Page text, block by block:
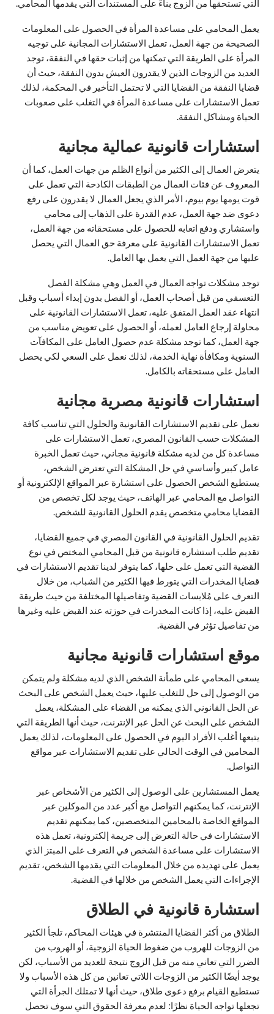
التي تستحقها من الزوج بناءً على المستندات التي يقدمها المحامي.
يعمل المحامي على مساعدة المرأة في الحصول على المعلومات
الصحيحة من جهة العمل، تعمل الاستشارات المجانية على توجيه
المرأة على الطريقة التي تمكنها من إثبات حقها في النفقة، توجد
العديد من الزوجات الذين لا يقدرون العيش بدون النفقة، حيث أن
قضايا النفقة من القضايا التي لا تحتمل التأخير في المحكمة، لذلك
تعمل الاستشارات على مساعدة المرأة في التغلب على صعوبات
الحياة ومشاكل النفقة.
استشارات قانونية عمالية مجانية
يتعرض العمال إلى الكثير من أنواع الظلم من جهات العمل، كما أن
المعروف عن فئات العمال من الطبقات الكادحة التي تعمل على
قوت يومها يوم بيوم، الأمر الذي يجعل العمال لا يقدرون على رفع
دعوى ضد جهة العمل، عدم القدرة على الذهاب إلى محامي
واستشاري ودفع اتعابه للحصول على مستحقاته من جهة العمل،
تعمل الاستشارات القانونية على معرفة حق العمال التي يحصل
عليها من جهة العمل التي يعمل بها العامل.
توجد مشكلات تواجه العمال في العمل وهي مشكلة الفصل
التعسفي من قبل أصحاب العمل، أو الفصل بدون إبداء أسباب وقبل
انتهاء عقد العمل المتفق عليه، تعمل الاستشارات القانونية على
محاولة إرجاع العامل لعمله، أو الحصول على تعويض مناسب من
جهة العمل، كما توجد مشكلة عدم حصول العامل على المكافآت
السنوية ومكافأة نهاية الخدمة، لذلك نعمل على السعي لكي يحصل
العامل على مستحقاته بالكامل.
استشارات قانونية مصرية مجانية
نعمل على تقديم الاستشارات القانونية والحلول التي تناسب كافة
المشكلات حسب القانون المصري، تعمل الاستشارات على
مساعدة كل من لديه مشكلة قانونية مجاني، حيث تعمل الخبرة
عامل كبير وأساسي في حل المشكلة التي تعترض الشخص،
يستطيع الشخص الحصول على استشارة عبر المواقع الإلكترونية أو
التواصل مع المحامي عبر الهاتف، حيث يوجد لكل تخصص من
القضايا محامي متخصص يقدم الحلول القانونية للشخص.
تقديم الحلول القانونية في القانون المصري في جميع القضايا،
تقديم طلب استشاره قانونية من قبل المحامي المختص في نوع
القضية التي تعمل على حلها، كما يتوفر لدينا تقديم الاستشارات في
قضايا المخدرات التي يتورط فيها الكثير من الشباب، من خلال
التعرف على مُلابسات القضية وتفاصيلها المختلفة من حيث طريقة
القبض عليه، إذا كانت المخدرات في حوزته عند القبض عليه وغيرها
من تفاصيل تؤثر في القضية.
موقع استشارات قانونية مجانية
يسعى المحامي على طمأنة الشخص الذي لديه مشكلة ولم يتمكن
من الوصول إلى حل للتغلب عليها، حيث يعمل الشخص على البحث
عن الحل القانوني الذي يمكنه من القضاء على المشكلة، يعمل
الشخص على البحث عن الحل عبر الإنترنت، حيث أنها الطريقة التي
يتبعها أغلب الأفراد اليوم في الحصول على المعلومات، لذلك يعمل
المحامين في الوقت الحالي على تقديم الاستشارات عبر مواقع
التواصل.
يعمل المستشارين على الوصول إلى الكثير من الأشخاص عبر
الإنترنت، كما يمكنهم التواصل مع أكبر عدد من الموكلين عبر
المواقع الخاصة بالمحامين المتخصصين، كما يمكنهم تقديم
الاستشارات في حالة التعرض إلى جريمة إلكترونية، تعمل هذه
الاستشارات على مساعدة الشخص في التعرف على المبتز الذي
يعمل على تهديده من خلال المعلومات التي يقدمها الشخص، تقديم
الإجراءات التي يعمل الشخص من خلالها في القضية.
استشارة قانونية في الطلاق
الطلاق من أكثر القضايا المنتشرة في هيئات المحاكم، تلجأ الكثير
من الزوجات للهروب من ضغوط الحياة الزوجية، أو الهروب من
الضرر التي تعاني منه من قبل الزوج نتيجة للعديد من الأسباب، لكن
يوجد أيضًا الكثير من الزوجات اللاتي تعانين من كل هذه الأسباب ولا
تستطيع القيام برفع دعوى طلاق، حيث أنها لا تمتلك الجرأة التي
تجعلها تواجه الحياة نظرًا: لعدم معرفة الحقوق التي سوف تحصل